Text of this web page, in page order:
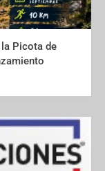
Picota de